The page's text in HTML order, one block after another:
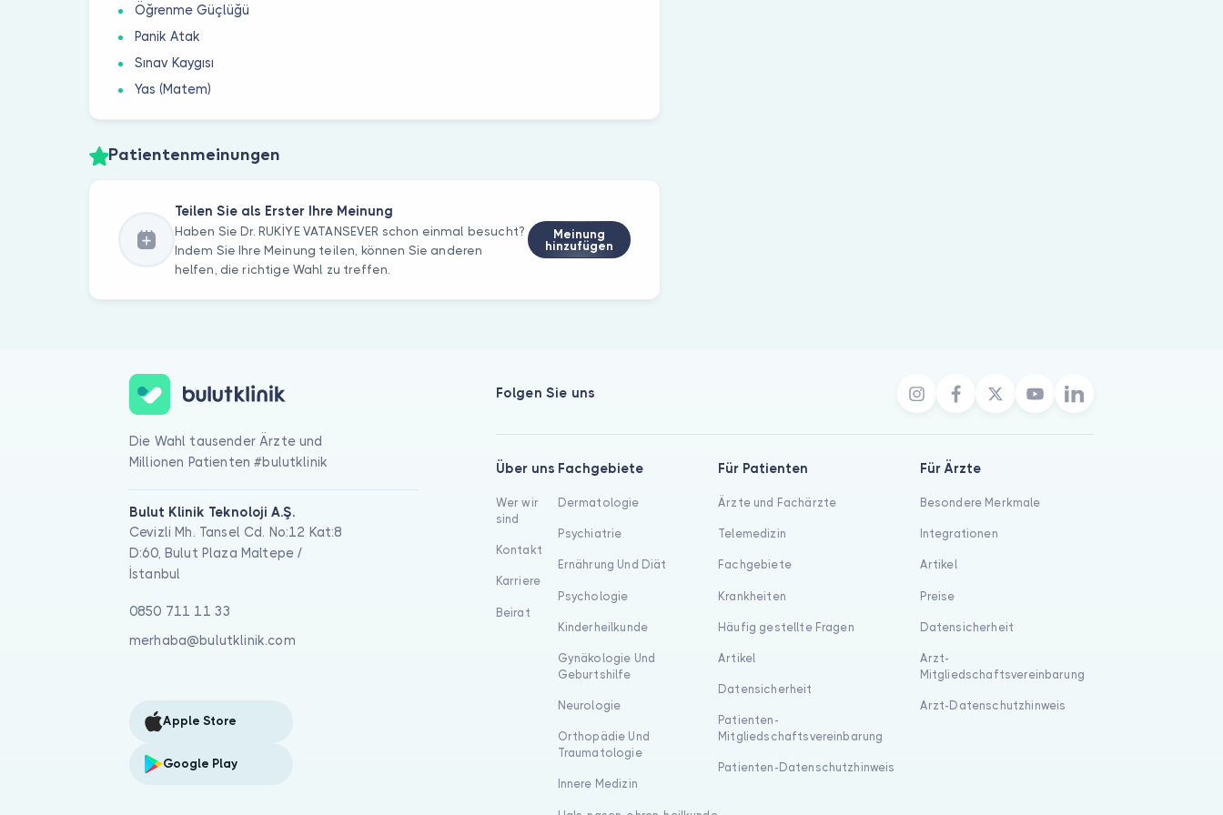
Öğrenme Güçlüğü
Panik Atak
Sınav Kaygısı
Yas (Matem)
Patientenmeinungen
Teilen Sie als Erster Ihre Meinung
Haben Sie Dr. RUKİYE VATANSEVER schon einmal besucht?
Indem Sie Ihre Meinung teilen, können Sie anderen
helfen, die richtige Wahl zu treffen.
Meinung
hinzufügen
Die Wahl tausender Ärzte und
Millionen Patienten #bulutklinik
Bulut Klinik Teknoloji A.Ş.
Cevizli Mh. Tansel Cd. No:12 Kat:8
D:60, Bulut Plaza Maltepe /
İstanbul
0850 711 11 33
merhaba@bulutklinik.com
Apple Store
Google Play
Folgen Sie uns
Über uns
Wer wir
sind
Kontakt
Karriere
Beirat
Fachgebiete
Dermatologie
Psychiatrie
Ernährung Und Diät
Psychologie
Kinderheilkunde
Gynäkologie Und
Geburtshilfe
Neurologie
Orthopädie Und
Traumatologie
Innere Medizin
Für Patienten
Ärzte und Fachärzte
Telemedizin
Fachgebiete
Krankheiten
Häufig gestellte Fragen
Artikel
Datensicherheit
Patienten-
Mitgliedschaftsvereinbarung
Patienten-Datenschutzhinweis
Für Ärzte
Besondere Merkmale
Integrationen
Artikel
Preise
Datensicherheit
Arzt-
Mitgliedschaftsvereinbarung
Arzt-Datenschutzhinweis